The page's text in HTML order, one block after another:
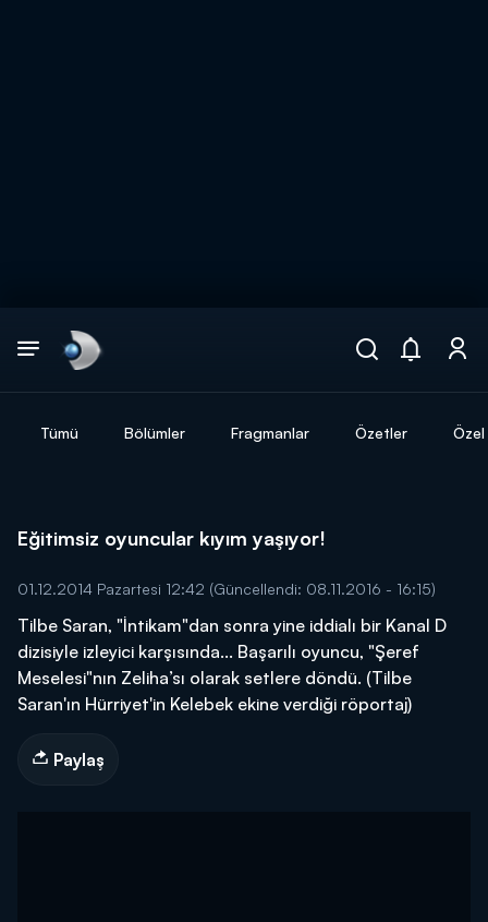
Tümü Bölümler Fragmanlar Özetler
Eğitimsiz oyuncular kıyım yaşıyor!
01.12.2014 Pazartesi 12:42 (Güncellendi: 08.11.2016 - 16:15)
Tilbe Saran, "İntikam"dan sonra yine iddialı bir Kanal D
dizisiyle izleyici karşısında... Başarılı oyuncu, "Şeref
Meselesi"nın Zeliha’sı olarak setlere döndü. (Tilbe
Saran'ın Hürriyet'in Kelebek ekine verdiği röportaj)
Paylaş